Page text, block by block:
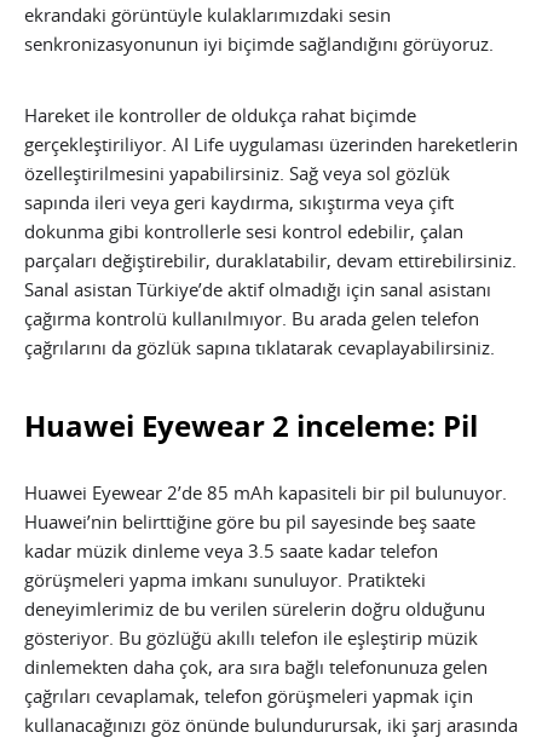
ekrandaki görüntüyle kulaklarımızdaki sesin
senkronizasyonunun iyi biçimde sağlandığını görüyoruz.
Hareket ile kontroller de oldukça rahat biçimde
gerçekleştiriliyor. AI Life uygulaması üzerinden hareketlerin
özelleştirilmesini yapabilirsiniz. Sağ veya sol gözlük
sapında ileri veya geri kaydırma, sıkıştırma veya çift
dokunma gibi kontrollerle sesi kontrol edebilir, çalan
parçaları değiştirebilir, duraklatabilir, devam ettirebilirsiniz.
Sanal asistan Türkiye’de aktif olmadığı için sanal asistanı
çağırma kontrolü kullanılmıyor. Bu arada gelen telefon
çağrılarını da gözlük sapına tıklatarak cevaplayabilirsiniz.
Huawei Eyewear 2 inceleme: Pil
Huawei Eyewear 2’de 85 mAh kapasiteli bir pil bulunuyor.
Huawei’nin belirttiğine göre bu pil sayesinde beş saate
kadar müzik dinleme veya 3.5 saate kadar telefon
görüşmeleri yapma imkanı sunuluyor. Pratikteki
deneyimlerimiz de bu verilen sürelerin doğru olduğunu
gösteriyor. Bu gözlüğü akıllı telefon ile eşleştirip müzik
dinlemekten daha çok, ara sıra bağlı telefonunuza gelen
çağrıları cevaplamak, telefon görüşmeleri yapmak için
kullanacağınızı göz önünde bulundurursak, iki şarj arasında